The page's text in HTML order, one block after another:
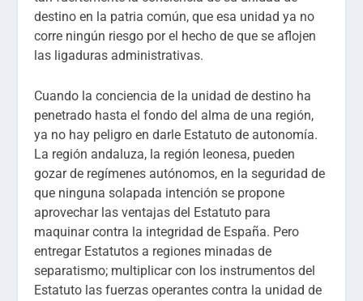
destino en la patria común, que esa unidad ya no
corre ningún riesgo por el hecho de que se aflojen
las ligaduras administrativas.
Cuando la conciencia de la unidad de destino ha
penetrado hasta el fondo del alma de una región,
ya no hay peligro en darle Estatuto de autonomía.
La región andaluza, la región leonesa, pueden
gozar de regímenes autónomos, en la seguridad de
que ninguna solapada intención se propone
aprovechar las ventajas del Estatuto para
maquinar contra la integridad de España. Pero
entregar Estatutos a regiones minadas de
separatismo; multiplicar con los instrumentos del
Estatuto las fuerzas operantes contra la unidad de